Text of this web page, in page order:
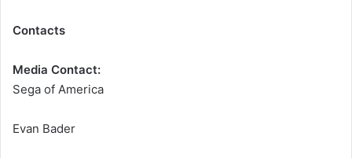
Contacts
Media Contact:
Sega of America
Evan Bader